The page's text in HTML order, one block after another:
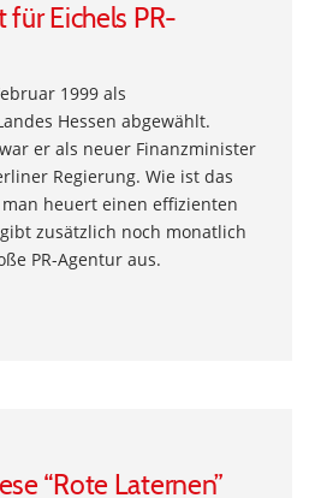
für Eichels PR-
1999 als
Hessen abgewählt.
er als neuer Finanzminister
Regierung. Wie ist das
heuert einen effizienten
zusätzlich noch monatlich
PR-Agentur aus.
“Rote Laternen”